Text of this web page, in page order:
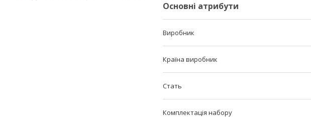
Основні атрибути
Виробник
Країна виробник
Стать
Комплектація набору